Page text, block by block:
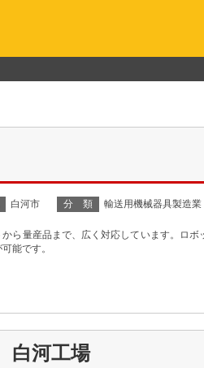
白河市 分 類 輸送用機械器具製造業
から量産品まで、広く対応しています。ロボ
能です。
河工場